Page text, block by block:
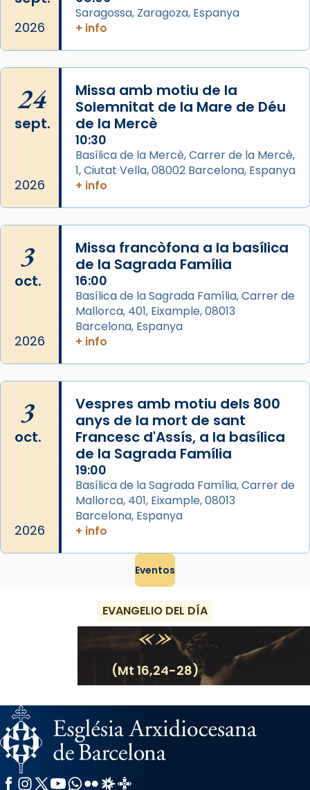
📸 Dr. G. Simón
Arquebisbat de Barcelona
2 weeks ago
Memòria de les santes Juliana i
Semproniana, verges i màrtirs.
Acompanyant la història de sant Cugat, a
partir de l’Edat Mitjana sorgeix la tradició
que les santes Juliana (“relatiu a Júlia”) i
Semproniana (“relatiu a Semprònia =
eterna”) són deixebles seves. I l’any 1667, el
frare Joan Gaspar Roig, afirma en una obra
que les santes són filles de l’antiga Iluro.
Mataró en reivindicarà les relíq
Foto
2026
Saragossa, Zaragoza, Espanya
+ info
24
sept.
2026
Missa amb motiu de la
Solemnitat de la Mare de Déu
de la Mercè
10:30
Basílica de la Mercè, Carrer de la Mercè,
1, Ciutat Vella, 08002 Barcelona, Espanya
+ info
3
oct.
2026
Missa francòfona a la basílica
de la Sagrada Família
16:00
Basílica de la Sagrada Família, Carrer de
Mallorca, 401, Eixample, 08013
Barcelona, Espanya
+ info
3
oct.
2026
Vespres amb motiu dels 800
anys de la mort de sant
Francesc d'Assís, a la basílica
de la Sagrada Família
19:00
Basílica de la Sagrada Família, Carrer de
Mallorca, 401, Eixample, 08013
Barcelona, Espanya
+ info
Eventos
EVANGELIO DEL DÍA
(Mt 16,24-28)
Facebook
Instagram
X / Twitter
YouTube
WhatsApp
FlickrRadio Estel
Catalunya Cristiana